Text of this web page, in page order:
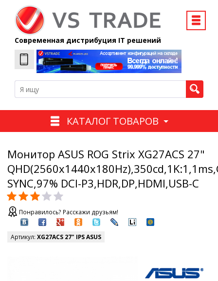
Современная дистрибуция IT решений
КАТАЛОГ ТОВАРОВ
Монитор ASUS ROG Strix XG27ACS 27"
SYNC,97% DCI-P3,HDR,DP,HDMI,USB-C
Понравилось? Расскажи друзьям!
Артикул: XG27ACS 27" IPS ASUS